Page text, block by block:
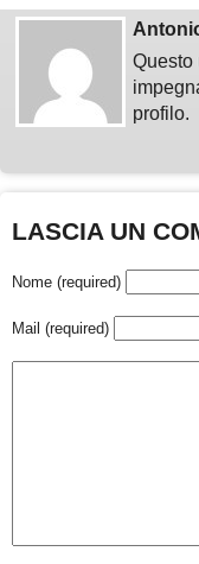
Questo
profilo.
LASCIA UN
Nome (required)
Mail (required)